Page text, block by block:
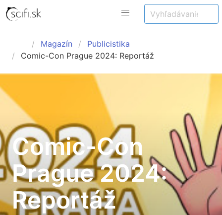
Magazín
Publicistika
Comic-Con Prague 2024: Reportáž
Comic-Con
Prague 2024:
Reportáž